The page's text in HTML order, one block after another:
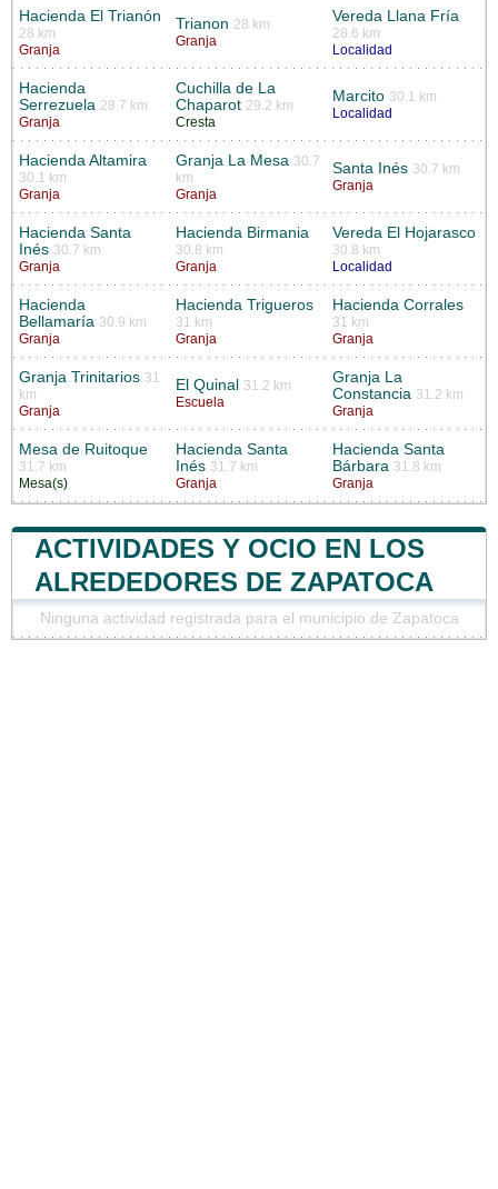
Hacienda El Trianón
28 km
Granja
Trianon 28 km
Granja
Vereda Llana Fría
28.6 km
Localidad
Hacienda
Serrezuela 28.7 km
Granja
Cuchilla de La
Chaparot 29.2 km
Cresta
Marcito 30.1 km
Localidad
Hacienda Altamira
30.1 km
Granja
Granja La Mesa 30.7
km
Granja
Santa Inés 30.7 km
Granja
Hacienda Santa
Inés 30.7 km
Granja
Hacienda Birmania
30.8 km
Granja
Vereda El Hojarasco
30.8 km
Localidad
Hacienda
Bellamaría 30.9 km
Granja
Hacienda Trigueros
31 km
Granja
Hacienda Corrales
31 km
Granja
Granja Trinitarios 31
km
Granja
El Quinal
31.2 km
Escuela
Granja La
Constancia 31.2 km
Granja
Mesa de Ruitoque
31.7 km
Mesa(s)
Hacienda Santa
Inés 31.7 km
Granja
Hacienda Santa
Bárbara 31.8 km
Granja
ACTIVIDADES Y OCIO EN LOS
ALREDEDORES DE ZAPATOCA
Ninguna actividad registrada para el municipio de Zapatoca